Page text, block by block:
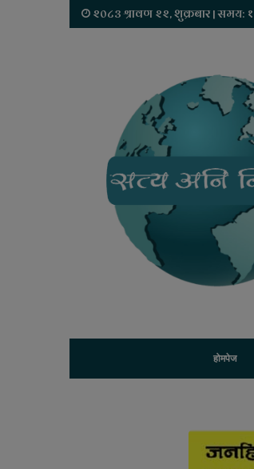
२०८३ श्रावण २२, शुक्रबार | समय:
होमपेज